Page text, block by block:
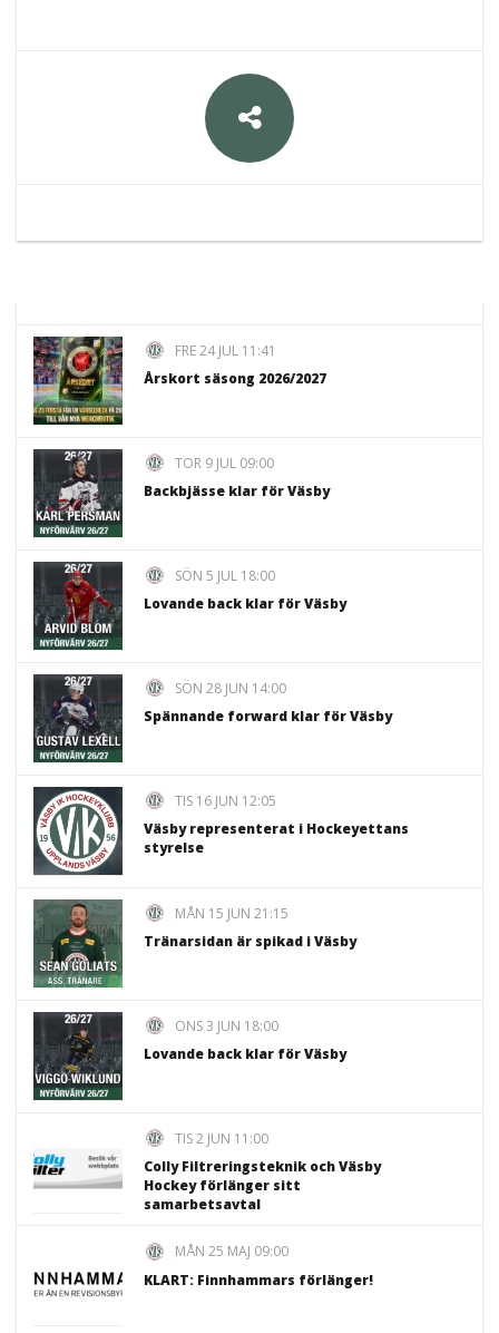
FRE 24 JUL 11:41
Årskort säsong 2026/2027
TOR 9 JUL 09:00
Backbjässe klar för Väsby
SÖN 5 JUL 18:00
Lovande back klar för Väsby
SÖN 28 JUN 14:00
Spännande forward klar för Väsby
TIS 16 JUN 12:05
Väsby representerat i Hockeyettans
styrelse
MÅN 15 JUN 21:15
Tränarsidan är spikad i Väsby
ONS 3 JUN 18:00
Lovande back klar för Väsby
TIS 2 JUN 11:00
Colly Filtreringsteknik och Väsby
Hockey förlänger sitt
samarbetsavtal
MÅN 25 MAJ 09:00
KLART: Finnhammars förlänger!